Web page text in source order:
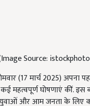
(Image Source:
(17 मार्च 2025) अपना
महत्वपूर्ण घोषणाएं कीं. इस
युवाओं और आम जनता के